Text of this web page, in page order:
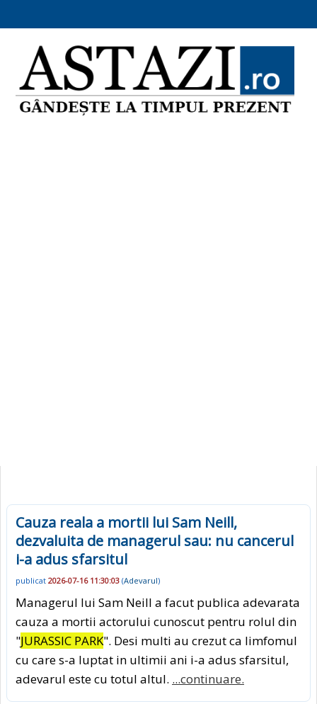
Cauza reala a mortii lui Sam Neill,
dezvaluita de managerul sau: nu cancerul
i-a adus sfarsitul
publicat 2026-07-16 11:30:03 (Adevarul)
Managerul lui Sam Neill a facut publica adevarata
cauza a mortii actorului cunoscut pentru rolul din
"JURASSIC PARK". Desi multi au crezut ca limfomul
cu care s-a luptat in ultimii ani i-a adus sfarsitul,
adevarul este cu totul altul. ...continuare.